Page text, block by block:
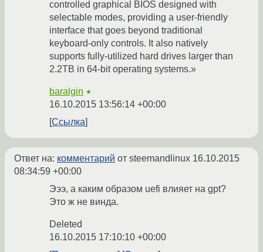
controlled graphical BIOS designed with
selectable modes, providing a user-friendly
interface that goes beyond traditional
keyboard-only controls. It also natively
supports fully-utilized hard drives larger than
2.2TB in 64-bit operating systems.»
baralgin ★
16.10.2015 13:56:14 +00:00
Ссылка
Ответ на: комментарий от steemandlinux 16.10.2015
08:34:59 +00:00
Эээ, а каким образом uefi влияет на gpt?
Это ж не винда.
Deleted
16.10.2015 17:10:10 +00:00